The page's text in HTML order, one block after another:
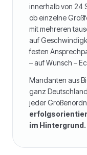
innerhalb von 24
ob einzelne
mit mehreren
auf
festen
– auf Wunsch –
Mandanten aus
ganz
jeder
im Hintergrund.